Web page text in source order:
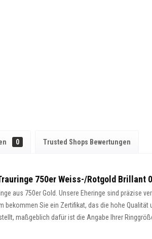
0 Trusted Shops Bewertungen
750er Weiss-/Rotgold Brillant
aus 750er Gold. Unsere Eheringe sind präzise
bekommen Sie ein Zertifikat, das die hohe
maßgeblich dafür ist die Angabe Ihrer